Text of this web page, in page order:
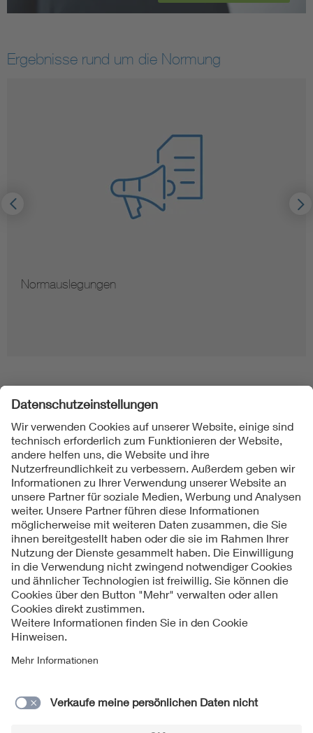
Ergebnisse rund um die Normung
Normauslegungen
Folgen Sie uns
Kontakt
Impressum
Datenschutzinformationen
Cookie Hinweise
Compliance
Jahresarchiv